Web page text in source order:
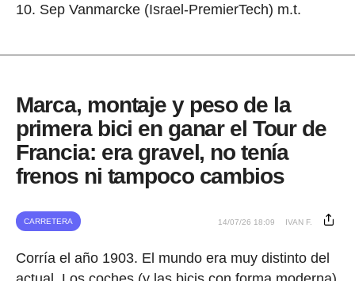
Sep Vanmarcke (Israel-PremierTech) m.t.
Marca, montaje y peso de la
primera bici en ganar el Tour de
Francia: era gravel, no tenía
frenos ni tampoco cambios
CARRETERA 14/07/26 18:09 IVAN F.
Corría el año 1903. El mundo era muy distinto del